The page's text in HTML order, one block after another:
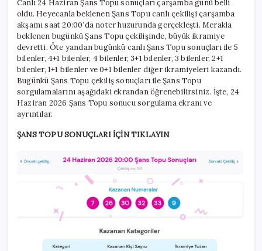
Şans
Topu
çekiliş
sonuçları
açıklandı…
İşte
bugün
Şans
Topu’nda
kazanan
Canlı 24 Haziran Şans Topu sonuçları çarşamba günü belli
oldu. Heyecanla beklenen Şans Topu canlı çekilişi çarşamba
akşamı saat 20:00’da noter huzurunda gerçekleşti. Merakla
beklenen bugünkü Şans Topu çekilişinde, büyük ikramiye
devretti. Öte yandan bugünkü canlı Şans Topu sonuçları ile 5
bilenler, 4+1 bilenler, 4 bilenler, 3+1 bilenler, 3 bilenler, 2+1
bilenler, 1+1 bilenler ve 0+1 bilenler diğer ikramiyeleri kazandı.
Bugünkü Şans Topu çekiliş sonuçları ile Şans Topu
sorgulamalarını aşağıdaki ekrandan öğrenebilirsiniz. İşte, 24
Haziran 2026 Şans Topu sonucu sorgulama ekranı ve
ayrıntılar.
ŞANS TOPU SONUÇLARI İÇİN TIKLAYIN